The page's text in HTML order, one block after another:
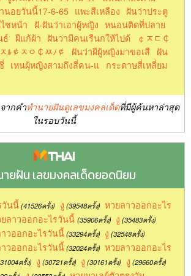
นอยวันนี้17-6-65 แพะสีเหลือง ฝันว่าประตู
ชหน้า ฝั-ฝันว่าเอาผู้หญิง หนอนติดที่ปลาย
ธ์ ผีแก้ผ้า ฝันว่ามีคนเรีนกให้ไปด้
￠ﾸﾧ￠
ﾙ￠ﾸﾷ￠ﾹﾉ￠
ฝันว่าผีผู้หญิงมาขอเสื ฝัน
เหนผุ้หญิงสามถึงสี่คน-แ กระดาษสี่เหลี่ยม
ากคำทำนายฝันดูเลขมงคลเด็ดที่มีผู้ค้นหาล่าสุด
ในรอบวันนี้
ายฝัน เลขมงคลเด็ดยอดนิยม
วันนี้ (41526ครั้ง) งู (39548ครั้ง) หวยลาวออกอะไร
ลาวออกอะไรวันนี้ (35906ครั้ง) งู (35483ครั้ง)
วออกอะไรวันนี้ (33294ครั้ง) งู (32548ครั้ง)
วออกอะไรวันนี้ (32024ครั้ง) หวยลาวออกอะไร
ครั้ง) งู (30721ครั้ง) งู (30161ครั้ง) งู (29660ครั้ง)